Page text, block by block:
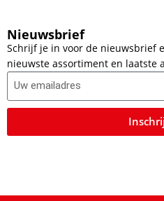
Nieuwsbrief
Schrijf je in voor de nieuwsbrief
nieuwste assortiment en laatste